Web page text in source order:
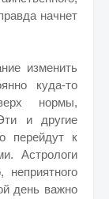
начнет
изменить
куда-то
нормы,
и другие
перейдут к
Астрологи
неприятного
день важно